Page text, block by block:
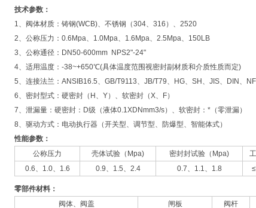
技术参数：
1、阀体材质：铸钢(WCB)、不锈钢（304、316）、2520
2、公称压力：0.6Mpa、1.0Mpa、1.6Mpa、2.5Mpa、150LB
3、公称通径：DN50-600mm NPS2"-24"
4、适用温度：-38~+650℃(具体温度范围视密封副材质和介质性质而定)
5、连接法兰：ANSIB16.5、GB/T9113、JB/T79、HG、SH、JIS、DIN、
6、密封型式：硬密封（H、Y）、软密封（X、F）
7、泄漏量：硬密封：D级（液体0.1XDNmm3/s）、软密封：*（零泄漏）
8、驱动方式：电动执行器（开关型、调节型、防爆型、智能体式）
性能参数：
公称压力
壳体试验（Mpa) 密封封试验（Mpa)
0.6、1.0、1.6
0.9、1.5、2.4 0.7、1.1、1.8
零部件材料：
阀体、阀盖
闸板 阀杆